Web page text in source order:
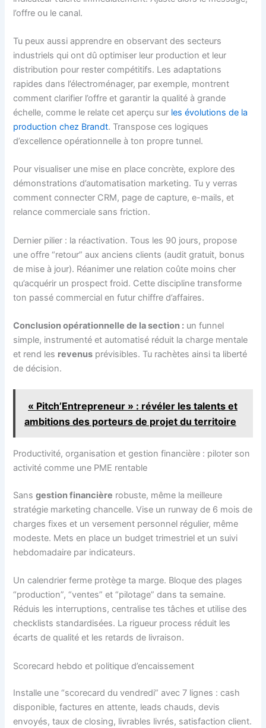
l’offre ou le canal.
Tu peux aussi apprendre en observant des secteurs
industriels qui ont dû optimiser leur production et leur
distribution pour rester compétitifs. Les adaptations
rapides dans l’électroménager, par exemple, montrent
comment clarifier l’offre et garantir la qualité à grande
échelle, comme le relate cet aperçu sur les évolutions de la
production chez Brandt. Transpose ces logiques
d’excellence opérationnelle à ton propre tunnel.
Pour visualiser une mise en place concrète, explore des
démonstrations d’automatisation marketing. Tu y verras
comment connecter CRM, page de capture, e-mails, et
relance commerciale sans friction.
Dernier pilier : la réactivation. Tous les 90 jours, propose
une offre “retour” aux anciens clients (audit gratuit, bonus
de mise à jour). Réanimer une relation coûte moins cher
qu’acquérir un prospect froid. Cette discipline transforme
ton passé commercial en futur chiffre d’affaires.
Conclusion opérationnelle de la section : un funnel
simple, instrumenté et automatisé réduit la charge mentale
et rend les revenus prévisibles. Tu rachètes ainsi ta liberté
de décision.
« Pitch’Entrepreneur » : révéler les talents et
ambitions des porteurs de projet du territoire
Productivité, organisation et gestion financière : piloter son
activité comme une PME rentable
Sansgestion financière robuste, même la meilleure
stratégie marketing chancelle. Vise un runway de 6 mois de
charges fixes et un versement personnel régulier, même
modeste. Mets en place un budget trimestriel et un suivi
hebdomadaire par indicateurs.
Un calendrier ferme protège ta marge. Bloque des plages
“production”, “ventes” et “pilotage” dans ta semaine.
Réduis les interruptions, centralise tes tâches et utilise des
checklists standardisées. La rigueur process réduit les
écarts de qualité et les retards de livraison.
Scorecard hebdo et politique d’encaissement
Installe une “scorecard du vendredi” avec 7 lignes : cash
disponible, factures en attente, leads chauds, devis
envoyés, taux de closing, livrables livrés, satisfaction client.